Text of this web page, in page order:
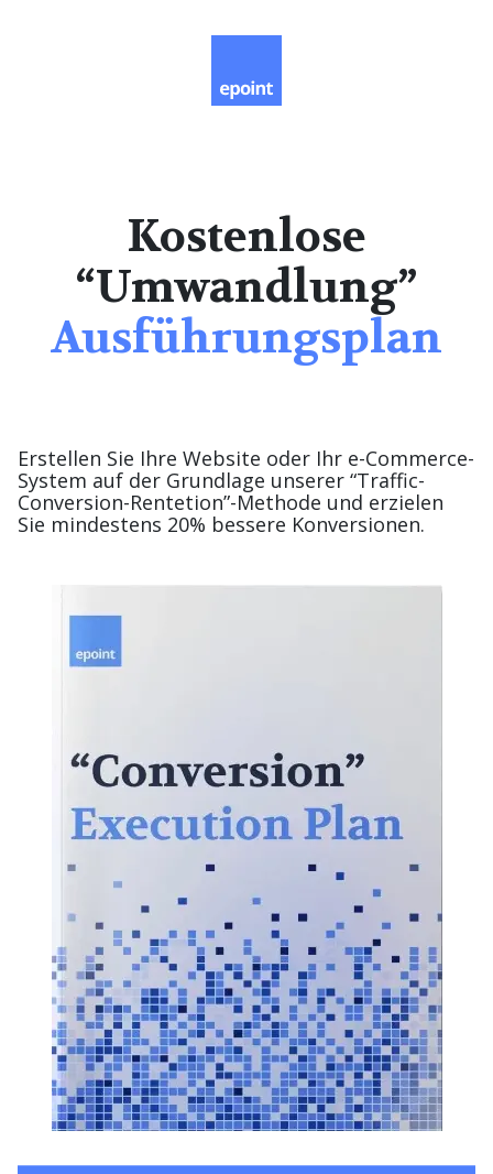
Kostenlose
“Umwandlung”
Ausführungsplan
Erstellen Sie Ihre Website oder Ihr e-Commerce-
System auf der Grundlage unserer “Traffic-
Conversion-Rentetion”-Methode und erzielen
Sie mindestens 20% bessere Konversionen.